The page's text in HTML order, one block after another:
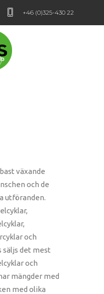
+46 (0)325-430 22
växande
och de
utföranden.
och
säljs det mest
och
mängder med
med olika